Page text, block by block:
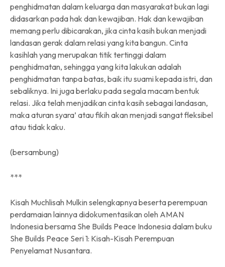
penghidmatan dalam keluarga dan masyarakat bukan lagi
didasarkan pada hak dan kewajiban. Hak dan kewajiban
memang perlu dibicarakan, jika cinta kasih bukan menjadi
landasan gerak dalam relasi yang kita bangun. Cinta
kasihlah yang merupakan titik tertinggi dalam
penghidmatan, sehingga yang kita lakukan adalah
penghidmatan tanpa batas, baik itu suami kepada istri, dan
sebaliknya. Ini juga berlaku pada segala macam bentuk
relasi. Jika telah menjadikan cinta kasih sebagai landasan,
maka aturan syara’ atau fikih akan menjadi sangat fleksibel
atau tidak kaku.
(bersambung)
***
Kisah Muchlisah Mulkin selengkapnya beserta perempuan
perdamaian lainnya didokumentasikan oleh AMAN
Indonesia bersama She Builds Peace Indonesia dalam buku
She Builds Peace Seri 1: Kisah-Kisah Perempuan
Penyelamat Nusantara.